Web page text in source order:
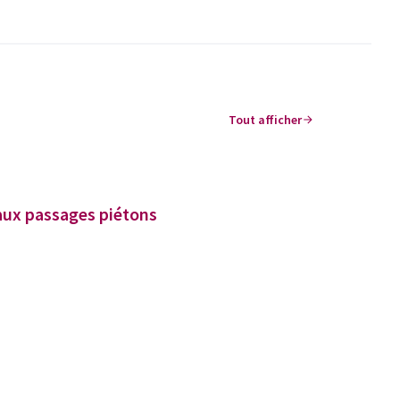
Tout afficher
passages piétons